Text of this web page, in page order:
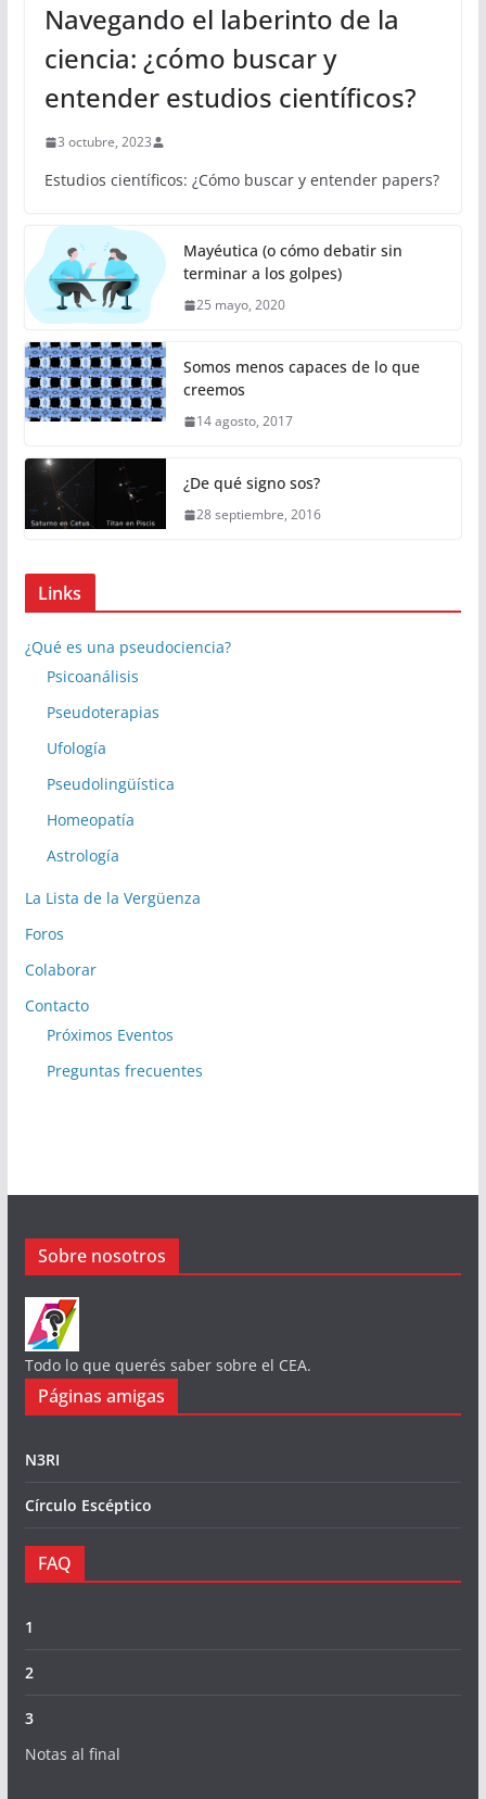
Navegando el laberinto de la
ciencia: ¿cómo buscar y
entender estudios científicos?
3 octubre, 2023
Estudios científicos: ¿Cómo buscar y entender papers?
Mayéutica (o cómo debatir sin
terminar a los golpes)
25 mayo, 2020
Somos menos capaces de lo que
creemos
14 agosto, 2017
¿De qué signo sos?
28 septiembre, 2016
Links
¿Qué es una pseudociencia?
Psicoanálisis
Pseudoterapias
Ufología
Pseudolingüística
Homeopatía
Astrología
La Lista de la Vergüenza
Foros
Colaborar
Contacto
Próximos Eventos
Preguntas frecuentes
Sobre nosotros
Todo lo que querés saber sobre el CEA.
Páginas amigas
N3RI
Círculo Escéptico
FAQ
1
2
3
Notas al final